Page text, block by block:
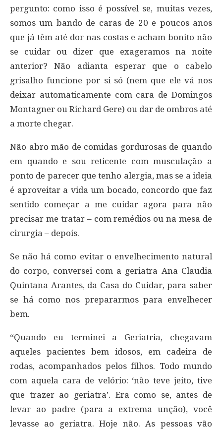
pergunto: como isso é possível se, muitas vezes,
somos um bando de caras de 20 e poucos anos
que já têm até dor nas costas e acham bonito não
se cuidar ou dizer que exageramos na noite
anterior? Não adianta esperar que o cabelo
grisalho funcione por si só (nem que ele vá nos
deixar automaticamente com cara de Domingos
Montagner ou Richard Gere) ou dar de ombros até
a morte chegar.
Não abro mão de comidas gordurosas de quando
em quando e sou reticente com musculação a
ponto de parecer que tenho alergia, mas se a ideia
é aproveitar a vida um bocado, concordo que faz
sentido começar a me cuidar agora para não
precisar me tratar – com remédios ou na mesa de
cirurgia – depois.
Se não há como evitar o envelhecimento natural
do corpo, conversei com a geriatra Ana Claudia
Quintana Arantes, da Casa do Cuidar, para saber
se há como nos prepararmos para envelhecer
bem.
“Quando eu terminei a Geriatria, chegavam
aqueles pacientes bem idosos, em cadeira de
rodas, acompanhados pelos filhos. Todo mundo
com aquela cara de velório: ‘não teve jeito, tive
que trazer ao geriatra’. Era como se, antes de
levar ao padre (para a extrema unção), você
levasse ao geriatra. Hoje não. As pessoas vão